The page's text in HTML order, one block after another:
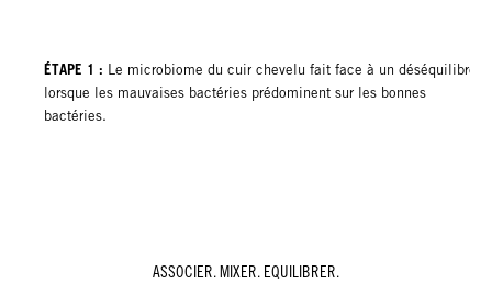
ÉTAPE 1 : Le microbiome du cuir chevelu fait face à un déséquilibre
lorsque les mauvaises bactéries prédominent sur les bonnes
bactéries.
ASSOCIER. MIXER. EQUILIBRER.